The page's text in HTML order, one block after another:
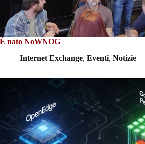
È nato NoWNOG
Internet Exchange, Eventi, Notizie